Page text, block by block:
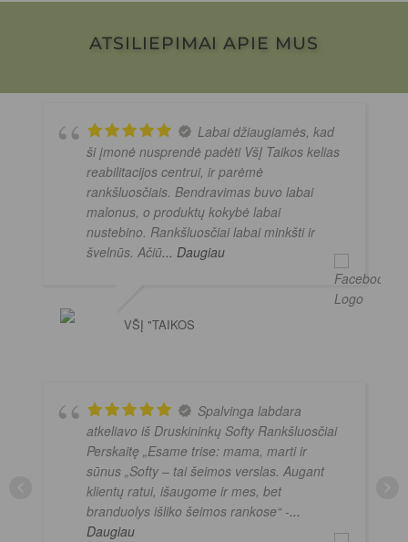
ATSILIEPIMAI APIE MUS
Labai džiaugiamės, kad
ši įmonė nusprendė padėti VšĮ Taikos kelias
reabilitacijos centrui, ir parėmė
rankšluosčiais. Bendravimas buvo labai
malonus, o produktų kokybė labai
nustebino. Rankšluosčiai labai minkšti ir
švelnūs. Ačiū... Daugiau
VŠĮ "TAIKOS
Spalvinga labdara
atkeliavo iš Druskininkų Softy Rankšluosčiai
Perskaitę „Esame trise: mama, marti ir
sūnus „Softy – tai šeimos verslas. Augant
klientų ratui, išaugome ir mes, bet
branduolys išliko šeimos rankose“ -...
Daugiau